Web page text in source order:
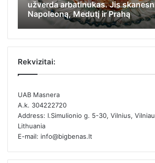
apsiginti, stengėsi įlįsti į
kamputį ir likti nepastebėta
Rekvizitai:
UAB Masnera
A.k. 304222720
Address: I.Simulionio g. 5-30, Vilnius,
Lithuania
E-mail: info@bigbenas.lt